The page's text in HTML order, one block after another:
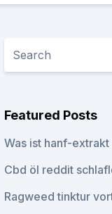
Featured Posts
Was ist hanf-
Cbd öl reddit
Ragweed tinktur